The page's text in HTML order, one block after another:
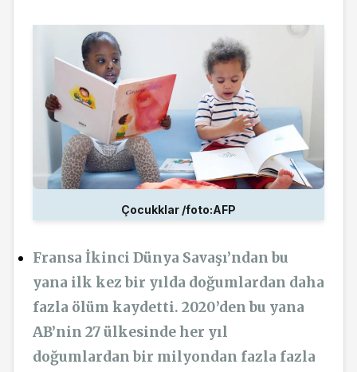
Çocukklar /foto:AFP
Fransa İkinci Dünya Savaşı’ndan bu
yana ilk kez bir yılda doğumlardan daha
fazla ölüm kaydetti. 2020’den bu yana
AB’nin 27 ülkesinde her yıl
doğumlardan bir milyondan fazla fazla